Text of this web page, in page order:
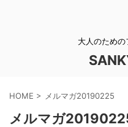
大人のための
HOME > メルマガ20190225
メルマガ